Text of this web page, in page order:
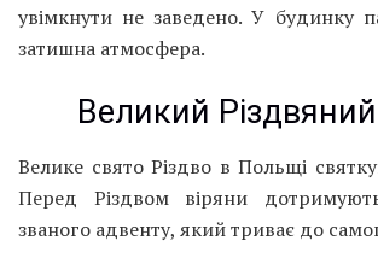
увімкнути не заведено. У будинку
затишна атмосфера.
Великий Різдвяний
Велике свято Різдво в Польщі
Перед Різдвом віряни
званого адвенту, який триває до